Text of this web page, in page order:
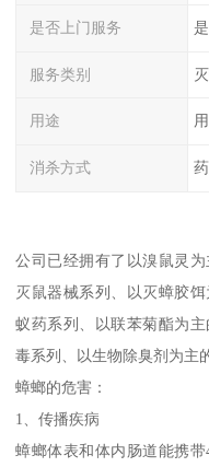
是否上门服务 是
服务类别
用途
消杀方式
公司已经拥有了以溴鼠灵
灭鼠器械系列、以灭蟑胶
蚁药系列、以联苯菊酯为
毒系列、以生物除臭剂为主
蟑螂的危害：
1、传播疾病
蟑螂体表和体内肠道能携带